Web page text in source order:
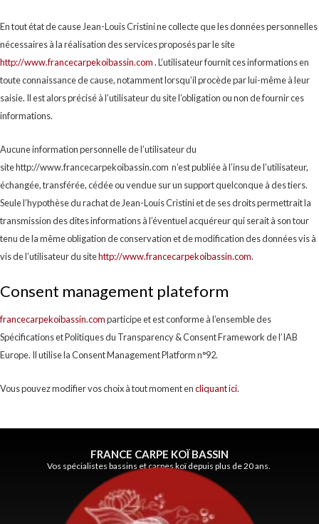
En tout état de cause Jean-Louis Cristini ne collecte que les données personnelles
nécessaires à la réalisation des services proposés par le site
http://www.francecarpekoibassin.com. L’utilisateur fournit ces informations en
toute connaissance de cause, notamment lorsqu’il procède par lui-même à leur
saisie. Il est alors précisé à l’utilisateur du site l’obligation ou non de fournir ces
informations.
Aucune information personnelle de l’utilisateur du
site http://www.francecarpekoibassin.com n’est publiée à l’insu de l’utilisateur,
échangée, transférée, cédée ou vendue sur un support quelconque à des tiers.
Seule l’hypothèse du rachat de Jean-Louis Cristini et de ses droits permettrait la
transmission des dites informations à l’éventuel acquéreur qui serait à son tour
tenu de la même obligation de conservation et de modification des données vis à
vis de l’utilisateur du sitehttp://www.francecarpekoibassin.com.
Consent management plateform
francecarpekoibassin.comparticipe et est conforme à l’ensemble des
Spécifications et Politiques du Transparency & Consent Framework de l’IAB
Europe. Il utilise la Consent Management Platform n°92.
Vous pouvez modifier vos choix à tout moment encliquant ici.
FRANCE CARPE KOÏ BASSIN
Vos spécialistes bassins et carpes koï depuis plus de 20 ans.